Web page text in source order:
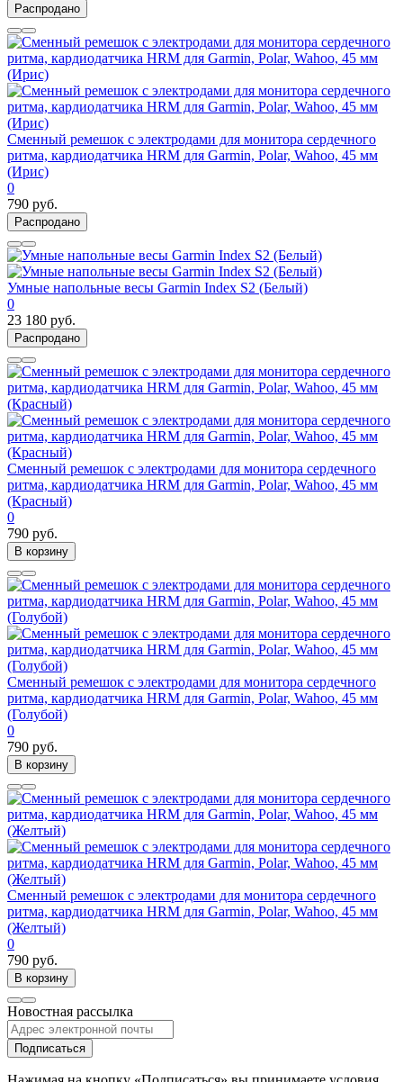
Распродано
Сменный ремешок с электродами для монитора сердечного
ритма, кардиодатчика HRM для Garmin, Polar, Wahoo, 45 мм
(Ирис)
0
790 руб.
Распродано
Умные напольные весы Garmin Index S2 (Белый)
0
23 180 руб.
Распродано
Сменный ремешок с электродами для монитора сердечного
ритма, кардиодатчика HRM для Garmin, Polar, Wahoo, 45 мм
(Красный)
0
790 руб.
В корзину
Сменный ремешок с электродами для монитора сердечного
ритма, кардиодатчика HRM для Garmin, Polar, Wahoo, 45 мм
(Голубой)
0
790 руб.
В корзину
Сменный ремешок с электродами для монитора сердечного
ритма, кардиодатчика HRM для Garmin, Polar, Wahoo, 45 мм
(Желтый)
0
790 руб.
В корзину
Новостная рассылка
Подписаться